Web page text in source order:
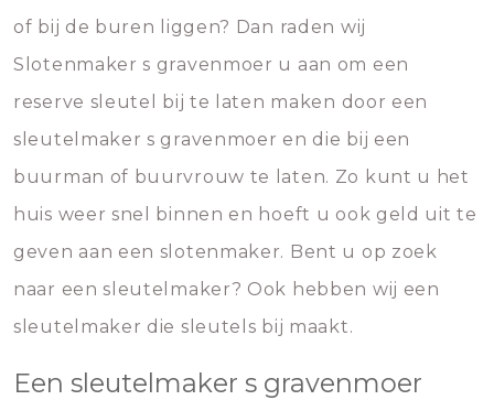
of bij de buren liggen? Dan raden wij
Slotenmaker s gravenmoer u aan om een
reserve sleutel bij te laten maken door een
sleutelmaker s gravenmoer en die bij een
buurman of buurvrouw te laten. Zo kunt u het
huis weer snel binnen en hoeft u ook geld uit te
geven aan een slotenmaker. Bent u op zoek
naar een sleutelmaker? Ook hebben wij een
sleutelmaker die sleutels bij maakt.
Een sleutelmaker s gravenmoer